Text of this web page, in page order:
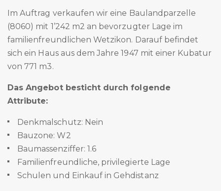
Im Auftrag verkaufen wir eine Baulandparzelle
(8060) mit 1’242 m2 an bevorzugter Lage im
familienfreundlichen Wetzikon. Darauf befindet
sich ein Haus aus dem Jahre 1947 mit einer Kubatur
von 771 m3.
Das Angebot besticht durch folgende
Attribute:
Denkmalschutz: Nein
Bauzone: W2
Baumassenziffer: 1.6
Familienfreundliche, privilegierte Lage
Schulen und Einkauf in Gehdistanz